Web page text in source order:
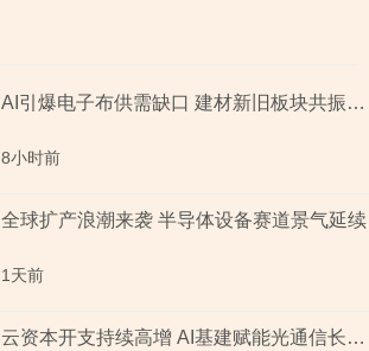
AI引爆电子布供需缺口 建材新旧板块共振回暖
8小时前
全球扩产浪潮来袭 半导体设备赛道景气延续
1天前
云资本开支持续高增 AI基建赋能光通信长期成长